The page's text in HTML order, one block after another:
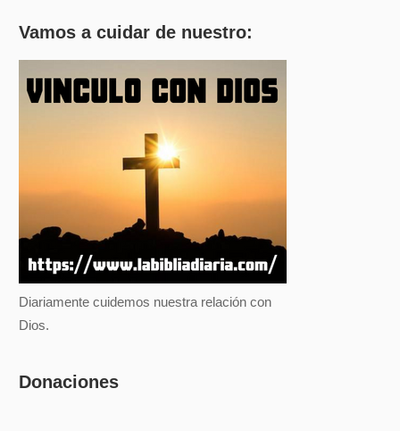
Vamos a cuidar de nuestro:
Diariamente cuidemos nuestra relación con
Dios.
Donaciones